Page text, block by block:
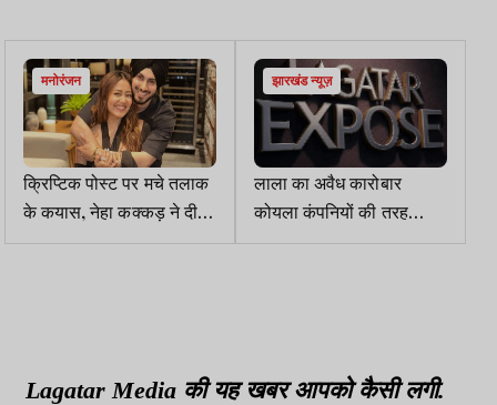
मनोरंजन
क्रिप्टिक पोस्ट पर मचे तलाक
के कयास, नेहा कक्कड़ ने दी
सफाई
झारखंड न्यूज़
लाला का अवैध कारोबार
कोयला कंपनियों की तरह
चलता था
Lagatar Media की यह खबर आपको कैसी लगी.